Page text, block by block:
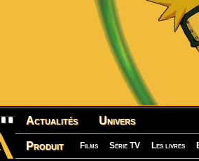
Actualités Univers
Produit Films Série TV Les livres